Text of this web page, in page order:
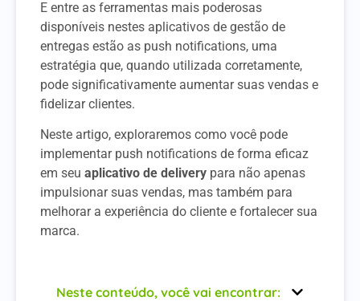
E entre as ferramentas mais poderosas
disponíveis nestes aplicativos de gestão de
entregas estão as push notifications, uma
estratégia que, quando utilizada corretamente,
pode significativamente aumentar suas vendas e
fidelizar clientes.
Neste artigo, exploraremos como você pode
implementar push notifications de forma eficaz
em seu aplicativo de delivery para não apenas
impulsionar suas vendas, mas também para
melhorar a experiência do cliente e fortalecer sua
marca.
Neste conteúdo, você vai encontrar: